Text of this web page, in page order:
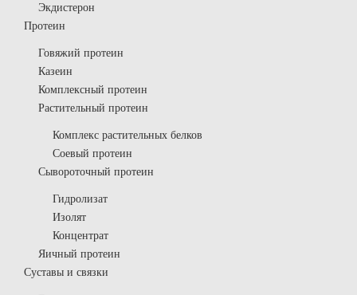
Экдистерон
Протеин
Говяжий протеин
Казеин
Комплексный протеин
Растительный протеин
Комплекс растительных белков
Соевый протеин
Сывороточный протеин
Гидролизат
Изолят
Концентрат
Яичный протеин
Суставы и связки